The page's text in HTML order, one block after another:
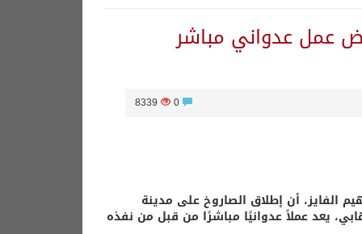
عمل عدواني مباشر
0
8339
الفايز، أن إطلاق الصاروخ على مدينة
يعد عملاً عدوانيًا مباشرًا من قبل من نفذه